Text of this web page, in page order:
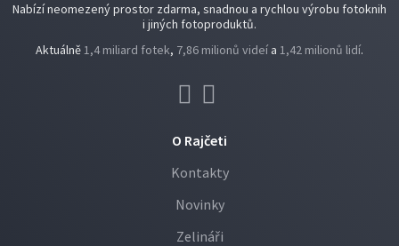
Nabízí neomezený prostor zdarma, snadnou a rychlou výrobu fotoknih
i jiných fotoproduktů.
Aktuálně1,4 miliard fotek, 7,86 milionů videí a 1,42 milionů lidí.
O Rajčeti
Kontakty
Novinky
Zelináři